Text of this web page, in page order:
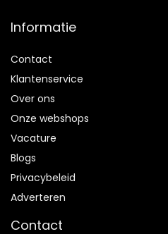
Informatie
Contact
Klantenservice
Over ons
Onze webshops
Vacature
Blogs
Privacybeleid
Adverteren
Contact